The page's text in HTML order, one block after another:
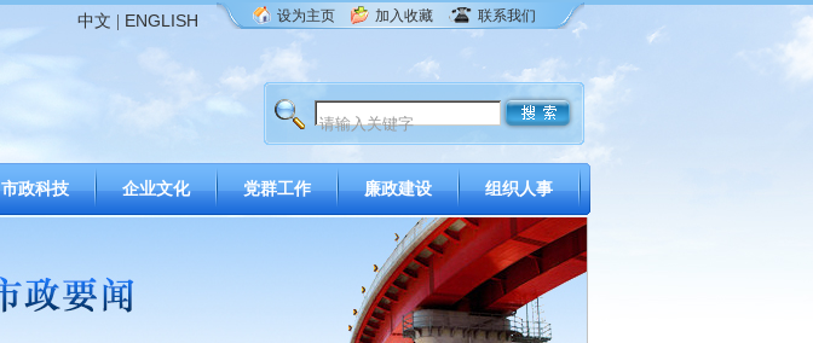
中文 ENGLISH 设为主页 加入收藏 联系我们
市政科技 企业文化 党群工作 廉政建设 组织人事